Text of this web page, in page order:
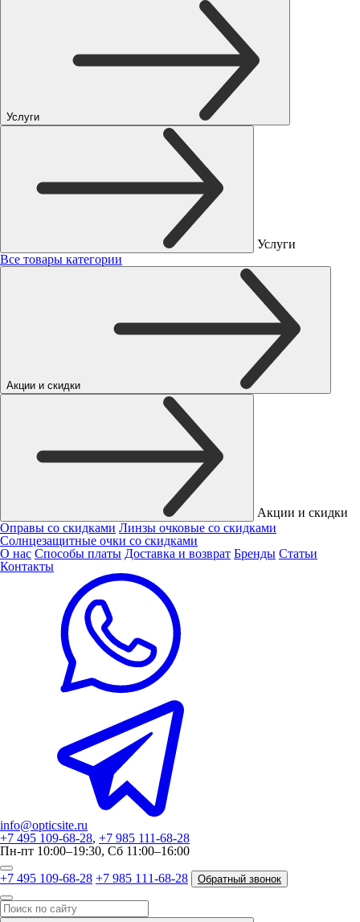
Услуги
Услуги
Все товары категории
Акции и скидки
Акции и скидки
Оправы со скидками Линзы очковые со скидками
Солнцезащитные очки со скидками
О нас Способы платы Доставка и возврат Бренды Статьи
Контакты
info@opticsite.ru
+7 495 109-68-28, +7 985 111-68-28
Пн-пт 10:00–19:30, Сб 11:00–16:00
+7 495 109-68-28 +7 985 111-68-28 Обратный звонок